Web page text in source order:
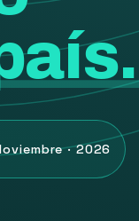
· 2026